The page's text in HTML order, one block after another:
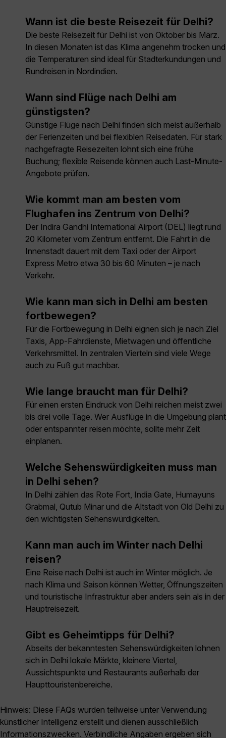
Wann ist die beste Reisezeit für Delhi?
Die beste Reisezeit für Delhi ist von Oktober bis März.
In diesen Monaten ist das Klima angenehm trocken und
die Temperaturen sind ideal für Stadterkundungen und
Rundreisen in Nordindien.
Wann sind Flüge nach Delhi am
günstigsten?
Günstige Flüge nach Delhi finden sich meist außerhalb
der Ferienzeiten und bei flexiblen Reisedaten. Für stark
nachgefragte Reisezeiten lohnt sich eine frühe
Buchung; flexible Reisende können auch Last-Minute-
Angebote prüfen.
Wie kommt man am besten vom
Flughafen ins Zentrum von Delhi?
Der Indira Gandhi International Airport (DEL) liegt rund
20 Kilometer vom Zentrum entfernt. Die Fahrt in die
Innenstadt dauert mit dem Taxi oder der Airport
Express Metro etwa 30 bis 60 Minuten – je nach
Verkehr.
Wie kann man sich in Delhi am besten
fortbewegen?
Für die Fortbewegung in Delhi eignen sich je nach Ziel
Taxis, App-Fahrdienste, Mietwagen und öffentliche
Verkehrsmittel. In zentralen Vierteln sind viele Wege
auch zu Fuß gut machbar.
Wie lange braucht man für Delhi?
Für einen ersten Eindruck von Delhi reichen meist zwei
bis drei volle Tage. Wer Ausflüge in die Umgebung plant
oder entspannter reisen möchte, sollte mehr Zeit
einplanen.
Welche Sehenswürdigkeiten muss man
in Delhi sehen?
In Delhi zählen das Rote Fort, India Gate, Humayuns
Grabmal, Qutub Minar und die Altstadt von Old Delhi zu
den wichtigsten Sehenswürdigkeiten.
Kann man auch im Winter nach Delhi
reisen?
Eine Reise nach Delhi ist auch im Winter möglich. Je
nach Klima und Saison können Wetter, Öffnungszeiten
und touristische Infrastruktur aber anders sein als in der
Hauptreisezeit.
Gibt es Geheimtipps für Delhi?
Abseits der bekanntesten Sehenswürdigkeiten lohnen
sich in Delhi lokale Märkte, kleinere Viertel,
Aussichtspunkte und Restaurants außerhalb der
Haupttouristenbereiche.
Hinweis: Diese FAQs wurden teilweise unter Verwendung
künstlicher Intelligenz erstellt und dienen ausschließlich
Informationszwecken. Verbindliche Angaben ergeben sich